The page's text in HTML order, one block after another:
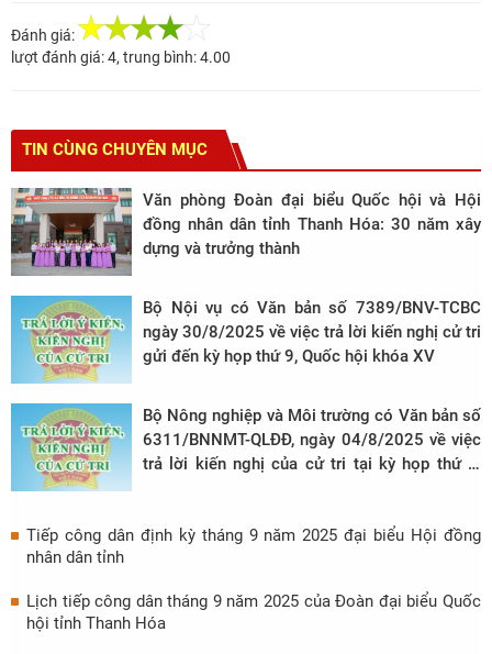
Đánh giá:
lượt đánh giá:4, trung bình:4.00
TIN CÙNG CHUYÊN MỤC
Văn phòng Đoàn đại biểu Quốc hội và Hội
đồng nhân dân tỉnh Thanh Hóa: 30 năm xây
dựng và trưởng thành
Bộ Nội vụ có Văn bản số 7389/BNV-TCBC
ngày 30/8/2025 về việc trả lời kiến nghị cử tri
gửi đến kỳ họp thứ 9, Quốc hội khóa XV
Bộ Nông nghiệp và Môi trường có Văn bản số
6311/BNNMT-QLĐĐ, ngày 04/8/2025 về việc
trả lời kiến nghị của cử tri tại kỳ họp thứ 9,
Tiếp công dân định kỳ tháng 9 năm 2025 đại biểu Hội đồng
nhân dân tỉnh
Lịch tiếp công dân tháng 9 năm 2025 của Đoàn đại biểu Quốc
hội tỉnh Thanh Hóa